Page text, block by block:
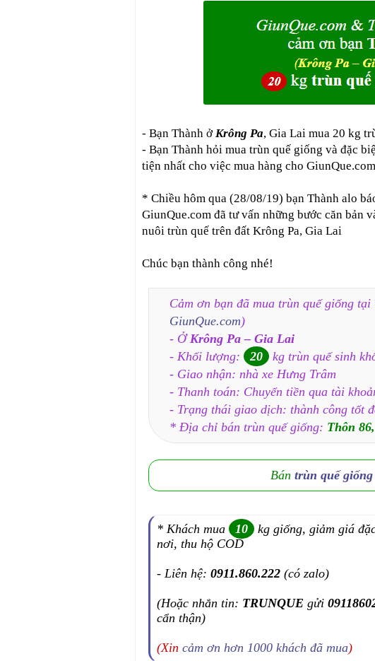
- Bạn Thành ởKrông Pa, Gia Lai mua 20 kg
- Bạn Thành hỏi mua trùn quế giống và đặc
tiện nhất cho việc mua hàng cho
* Chiều hôm qua (28/08/19) bạn Thành alo
GiunQue.com đã tư vấn những bước căn bản
nuôi trùn quế trên đất Krông Pa, Gia Lai
Chúc bạn thành công nhé!
Cảm ơn bạn đã mua trùn quế giống tại
GiunQue.com)
- ỞKrông Pa – Gia Lai
- Khối lượng:
20
kg trùn quế sinh
- Giao nhận: nhà xe Hưng Trâm
- Thanh toán: Chuyển tiền qua tài
- Trạng thái giao dịch: thành công tốt
* Địa chỉ bán trùn quế giống: Thôn
Bán trùn quế giống
* Khách mua 10 kg giống, giảm giá
nơi, thu hộ COD
- Liên hệ: 0911.860.222 (có zalo)
(Hoặc nhắn tin: TRUNQUE gửi
cẩn thận)
(Xin cảm ơn hơn 1000 khách đã mua)